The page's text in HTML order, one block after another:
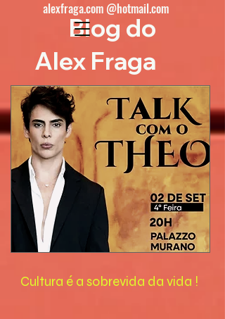
Cultura é a sobrevida da vida !
Blog do
Alex Fraga
alexfraga.com @hotmail.com